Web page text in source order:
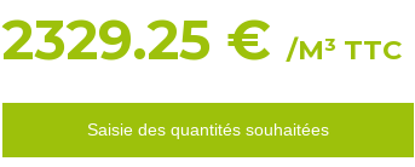
2329.25 € /M³ TTC
Saisie des quantités souhaitées